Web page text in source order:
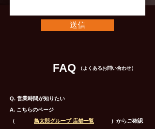
送信
FAQ （よくあるお問い合わせ）
Q. 営業時間が知りたい
A. こちらのページ
（ ）からご確認
鳥太郎グループ ​店舗一覧